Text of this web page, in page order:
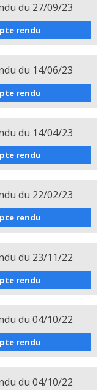
du 27/09/23
rendu
du 14/06/23
rendu
du 14/04/23
rendu
du 22/02/23
rendu
du 23/11/22
rendu
du 04/10/22
rendu
du 04/10/22